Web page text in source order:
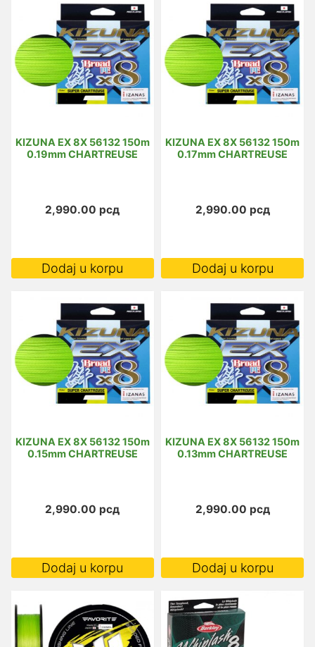
KIZUNA EX 8X 56132 150m
0.19mm CHARTREUSE
2,990.00 рсд
Dodaj u korpu
KIZUNA EX 8X 56132 150m
0.17mm CHARTREUSE
2,990.00 рсд
Dodaj u korpu
KIZUNA EX 8X 56132 150m
0.15mm CHARTREUSE
2,990.00 рсд
Dodaj u korpu
KIZUNA EX 8X 56132 150m
0.13mm CHARTREUSE
2,990.00 рсд
Dodaj u korpu